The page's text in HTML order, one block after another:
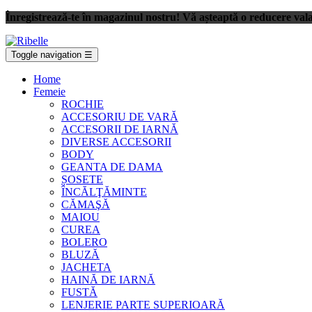
Înregistrează-te în magazinul nostru! Vă așteaptă o reducere
Toggle navigation ☰
Home
Femeie
ROCHIE
ACCESORIU DE VARĂ
ACCESORII DE IARNĂ
DIVERSE ACCESORII
BODY
GEANTA DE DAMA
ȘOSETE
ÎNCĂLŢĂMINTE
CĂMAŞĂ
MAIOU
CUREA
BOLERO
BLUZĂ
JACHETA
HAINĂ DE IARNĂ
FUSTĂ
LENJERIE PARTE SUPERIOARĂ